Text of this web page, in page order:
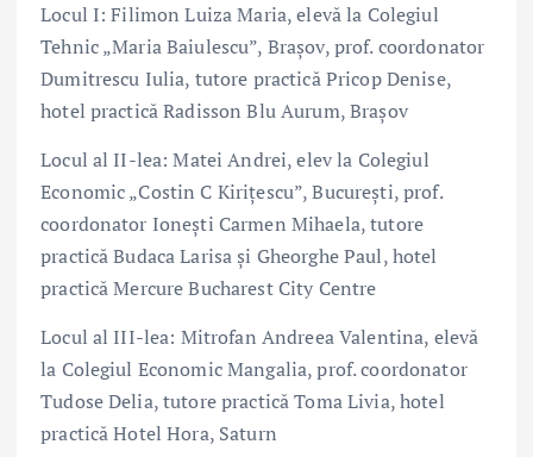
Locul I: Filimon Luiza Maria, elevă la Colegiul
Tehnic „Maria Baiulescu”, Brașov, prof. coordonator
Dumitrescu Iulia, tutore practică Pricop Denise,
hotel practică Radisson Blu Aurum, Brașov
Locul al II-lea: Matei Andrei, elev la Colegiul
Economic „Costin C Kirițescu”, București, prof.
coordonator Ionești Carmen Mihaela, tutore
practică Budaca Larisa și Gheorghe Paul, hotel
practică Mercure Bucharest City Centre
Locul al III-lea: Mitrofan Andreea Valentina, elevă
la Colegiul Economic Mangalia, prof. coordonator
Tudose Delia, tutore practică Toma Livia, hotel
practică Hotel Hora, Saturn